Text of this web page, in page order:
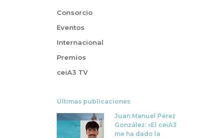
Consorcio
Eventos
Internacional
Premios
ceiA3 TV
Últimas publicaciones
Juan Manuel Pérez
González: «El ceiA3
me ha dado la